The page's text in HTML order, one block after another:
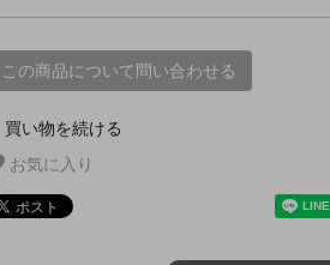
この商品について問い合わせる
買い物を続ける
お気に入り